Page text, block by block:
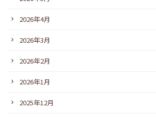
2026年4月
2026年3月
2026年2月
2026年1月
2025年12月